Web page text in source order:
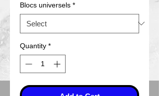
Blocs universels *
Quantity *